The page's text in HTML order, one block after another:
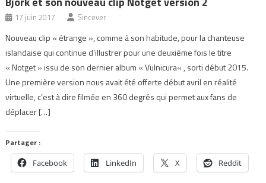
17 juin 2017 Sincever
Nouveau clip « étrange », comme à son habitude, pour la chanteuse
islandaise qui continue d’illustrer pour une deuxième fois le titre
« Notget » issu de son dernier album « Vulnicura« , sorti début 2015.
Une première version nous avait été offerte début avril en réalité
virtuelle, c’est à dire filmée en 360 degrés qui permet aux fans de
déplacer […]
Partager :
Facebook LinkedIn X Reddit